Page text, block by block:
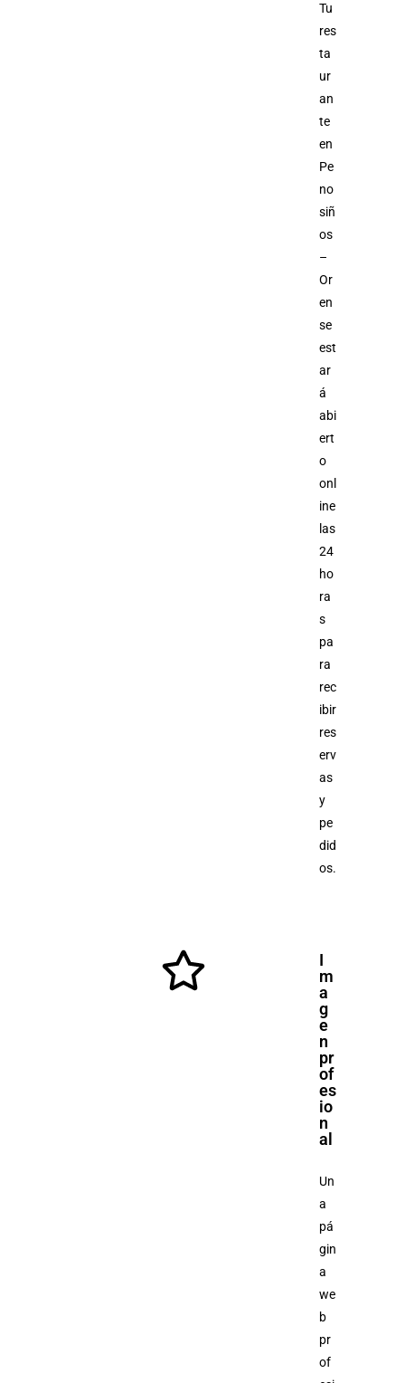
Tu
res
ta
ur
an
te
en
Pe
no
siñ
os
–
Or
en
se
est
ar
á
abi
ert
o
onl
ine
las
24
ho
ra
s
pa
ra
rec
ibir
res
erv
as
y
pe
did
os.
I
m
a
g
e
n
pr
of
es
io
n
al
Un
a
pá
gin
a
we
b
pr
of